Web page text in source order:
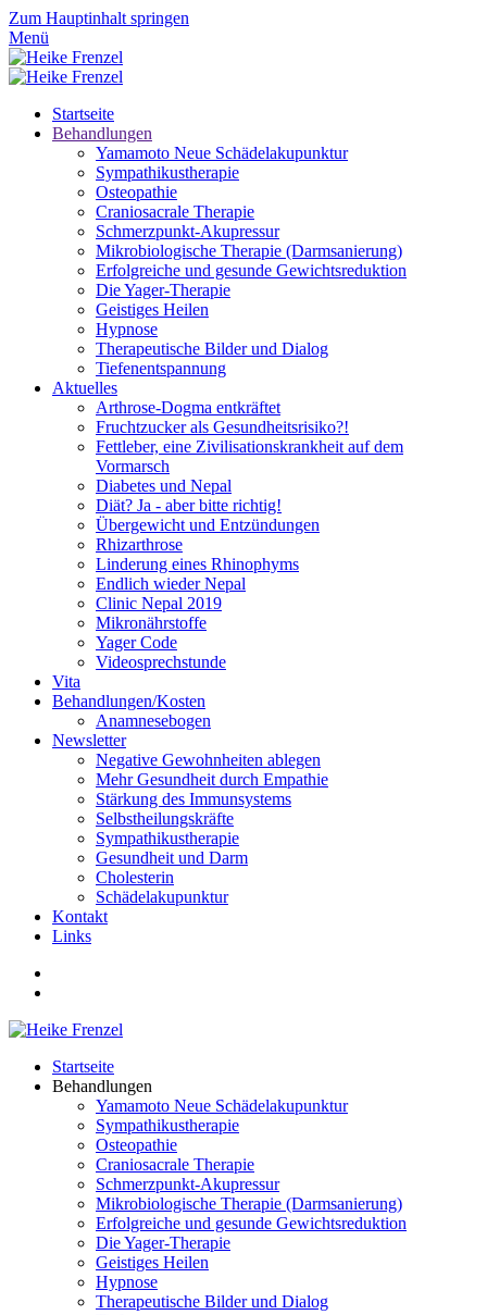
Zum Hauptinhalt springen
Menü
Startseite
Behandlungen
Yamamoto Neue Schädelakupunktur
Sympathikustherapie
Osteopathie
Craniosacrale Therapie
Schmerzpunkt-Akupressur
Mikrobiologische Therapie (Darmsanierung)
Erfolgreiche und gesunde Gewichtsreduktion
Die Yager-Therapie
Geistiges Heilen
Hypnose
Therapeutische Bilder und Dialog
Tiefenentspannung
Aktuelles
Arthrose-Dogma entkräftet
Fruchtzucker als Gesundheitsrisiko?!
Fettleber, eine Zivilisationskrankheit auf dem
Vormarsch
Diabetes und Nepal
Diät? Ja - aber bitte richtig!
Übergewicht und Entzündungen
Rhizarthrose
Linderung eines Rhinophyms
Endlich wieder Nepal
Clinic Nepal 2019
Mikronährstoffe
Yager Code
Videosprechstunde
Vita
Behandlungen/Kosten
Anamnesebogen
Newsletter
Negative Gewohnheiten ablegen
Mehr Gesundheit durch Empathie
Stärkung des Immunsystems
Selbstheilungskräfte
Sympathikustherapie
Gesundheit und Darm
Cholesterin
Schädelakupunktur
Kontakt
Links
Startseite
Behandlungen
Yamamoto Neue Schädelakupunktur
Sympathikustherapie
Osteopathie
Craniosacrale Therapie
Schmerzpunkt-Akupressur
Mikrobiologische Therapie (Darmsanierung)
Erfolgreiche und gesunde Gewichtsreduktion
Die Yager-Therapie
Geistiges Heilen
Hypnose
Therapeutische Bilder und Dialog